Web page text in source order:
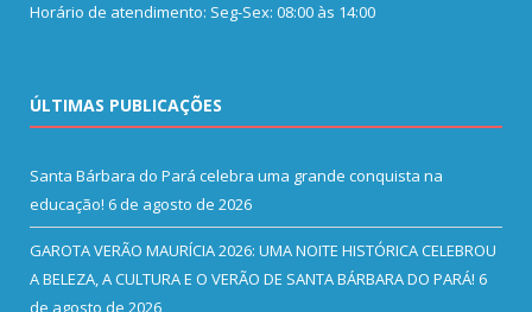
Horário de atendimento: Seg-Sex: 08:00 às 14:00
ÚLTIMAS PUBLICAÇÕES
Santa Bárbara do Pará celebra uma grande conquista na
educação! 6 de agosto de 2026
GAROTA VERÃO MAURÍCIA 2026: UMA NOITE HISTÓRICA CELEBROU
A BELEZA, A CULTURA E O VERÃO DE SANTA BÁRBARA DO PARÁ! 6